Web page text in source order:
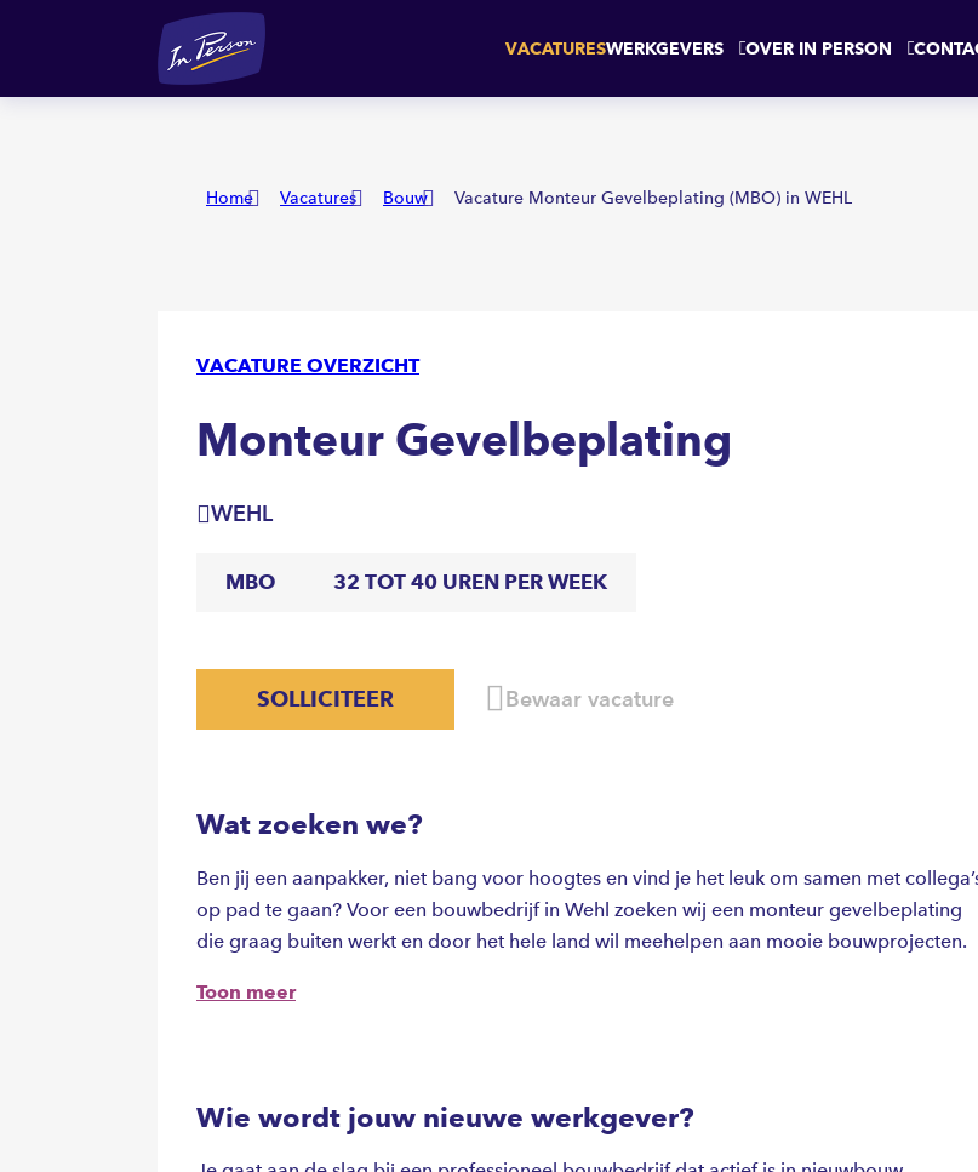
VACATURESWERKGEVERS OVER IN PERSON
Home Vacatures Bouw Vacature Monteur Gevelbeplating (MBO) in WEHL
VACATURE OVERZICHT
Monteur Gevelbeplating
WEHL
MBO 32 TOT 40 UREN PER WEEK
SOLLICITEER Bewaar vacature
Wat zoeken we?
Ben jij een aanpakker, niet bang voor hoogtes en vind je het leuk om samen met
op pad te gaan? Voor een bouwbedrijf in Wehl zoeken wij een monteur gevelbeplating
die graag buiten werkt en door het hele land wil meehelpen aan mooie bouwprojecten.
Toon meer
Wie wordt jouw nieuwe werkgever?
Monteur Gevelbeplating WEHL